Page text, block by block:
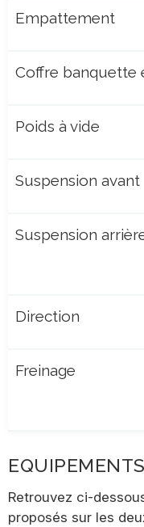
Empattement
Coffre banquette
Poids à vide
Suspension avant
Suspension
Direction
Freinage
Retrouvez ci-
proposés sur les